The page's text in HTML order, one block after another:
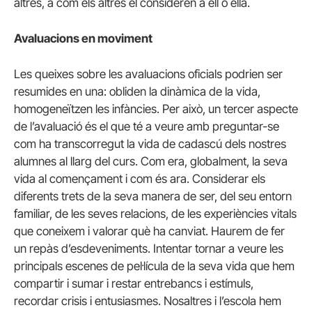
Avaluacions en moviment
Les queixes sobre les avaluacions oficials podrien ser
resumides en una: obliden la dinàmica de la vida,
homogeneïtzen les infàncies. Per això, un tercer aspecte
de l’avaluació és el que té a veure amb preguntar-se
com ha transcorregut la vida de cadascú dels nostres
alumnes al llarg del curs. Com era, globalment, la seva
vida al començament i com és ara. Considerar els
diferents trets de la seva manera de ser, del seu entorn
familiar, de les seves relacions, de les experiències vitals
que coneixem i valorar què ha canviat. Haurem de fer
un repàs d’esdeveniments. Intentar tornar a veure les
principals escenes de pel·lícula de la seva vida que hem
compartir i sumar i restar entrebancs i estímuls,
recordar crisis i entusiasmes. Nosaltres i l’escola hem